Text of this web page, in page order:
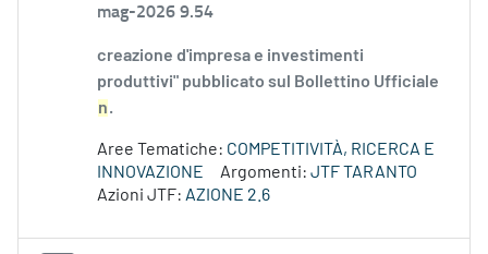
mag-2026 9.54
creazione d'impresa e investimenti
produttivi" pubblicato sul Bollettino Ufficiale
n.
Aree Tematiche: COMPETITIVITÀ, RICERCA E
INNOVAZIONE
Argomenti: JTF TARANTO
Azioni JTF: AZIONE 2.6